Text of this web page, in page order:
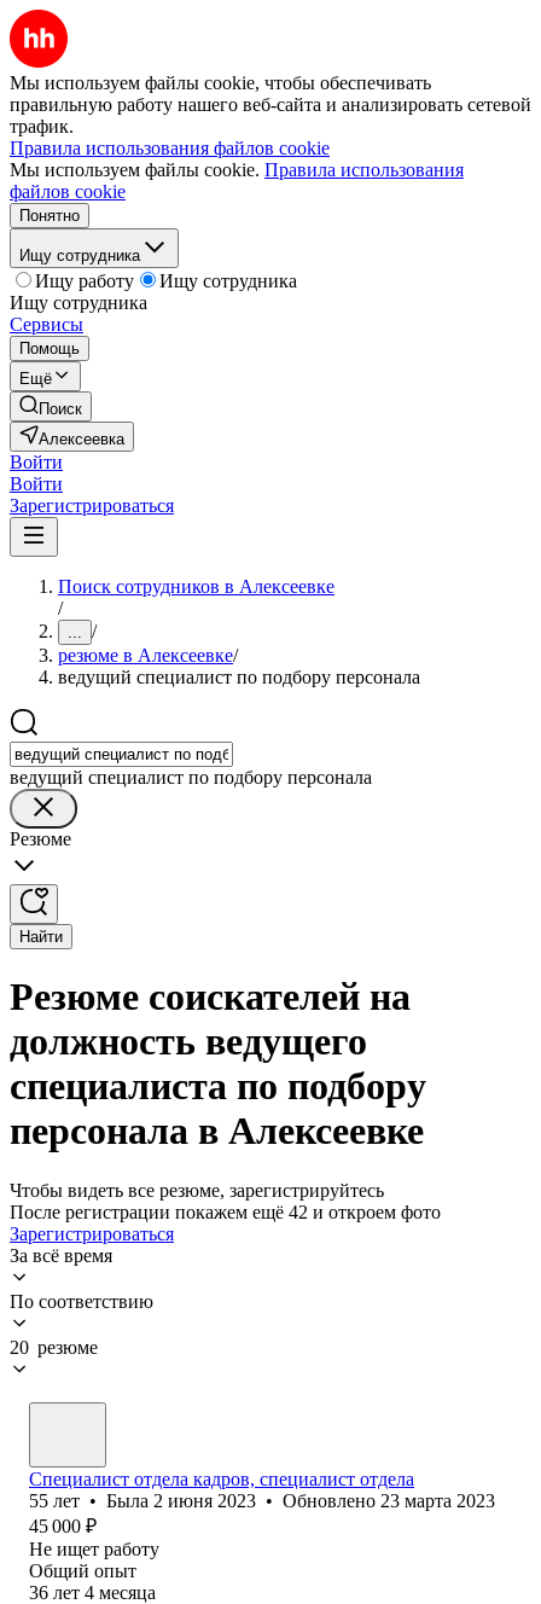
Мы используем файлы cookie, чтобы обеспечивать
правильную работу нашего веб-сайта и анализировать сетевой
трафик.
Правила использования файлов cookie
Мы используем файлы cookie. Правила использования
файлов cookie
Понятно
Ищу сотрудника
Ищу работу
Ищу сотрудника
Ищу сотрудника
Сервисы
Помощь
Ещё
Поиск
Алексеевка
Войти
Войти
Зарегистрироваться
Поиск сотрудников в Алексеевке
/
... /
резюме в Алексеевке/
ведущий специалист по подбору персонала
ведущий специалист по подбору персонала
Резюме
Найти
Резюме соискателей на
должность ведущего
специалиста по подбору
персонала в Алексеевке
Чтобы видеть все резюме, зарегистрируйтесь
После регистрации покажем ещё 42 и откроем фото
Зарегистрироваться
За всё время
По соответствию
20 резюме
Специалист отдела кадров, специалист отдела
55 лет • Была 2 июня 2023 • Обновлено 23 марта 2023
45 000 ₽
Не ищет работу
Общий опыт
36 лет 4 месяца